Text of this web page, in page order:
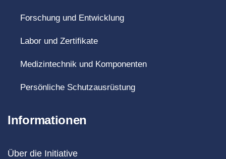
Forschung und Entwicklung
Labor und Zertifikate
Medizintechnik und Komponenten
Persönliche Schutzausrüstung
Informationen
Über die Initiative